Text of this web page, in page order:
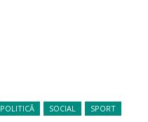
POLITICĂ SOCIAL SPORT